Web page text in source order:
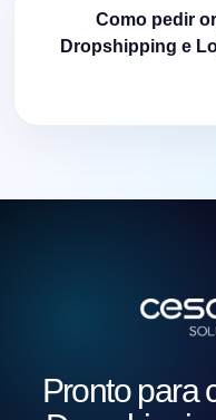
Como pedir
Dropshipping e
Pronto para